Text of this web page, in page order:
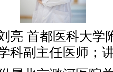
首都医科大学
科副主任医师；